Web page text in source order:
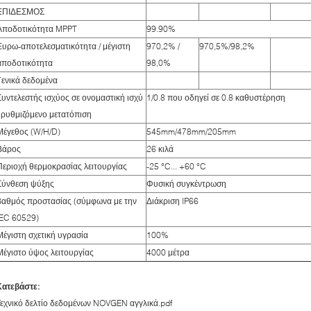
MPPT
99.90%
αποτελεσματικότητα / μέγιστη
970,2% /
98,0%
970,5%/98,2%
δεδομένα
ισχύος σε ονομαστική ισχύ
μετατόπιση
1/0.8 που οδηγεί σε 0.8 καθυστέρηση
(W/H/D)
545mm/478mm/205mm
26 κιλά
θερμοκρασίας λειτουργίας
-25 °C... +60 °C
ψύξης
Φυσική συγκέντρωση
προστασίας (σύμφωνα με την
60529)
Διάκριση IP66
σχετική υγρασία
100%
ύψος λειτουργίας
4000 μέτρα
δελτίο δεδομένων NOVGEN αγγλικά.pdf